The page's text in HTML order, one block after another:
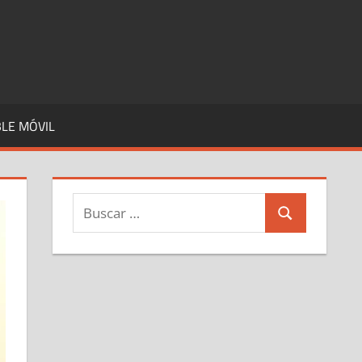
MÓVIL
Buscar:
Buscar